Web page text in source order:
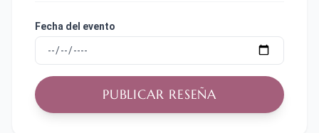
Fecha del evento
PUBLICAR RESEÑA